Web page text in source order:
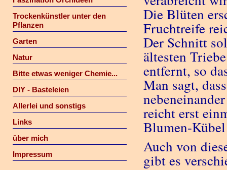
Trockenkünstler unter den
Pflanzen
Garten
Natur
Bitte etwas weniger Chemie...
DIY - Basteleien
Allerlei und sonstigs
Links
über mich
Impressum
Die Blüten
Fruchtreife
Der Schnitt
ältesten
entfernt, so
Man sagt,
reicht erst
Blumen-
Auch von
gibt es